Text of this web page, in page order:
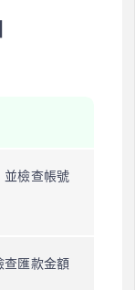
並檢查帳號
查匯款金額